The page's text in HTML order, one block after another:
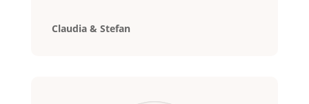
Claudia & Stefan